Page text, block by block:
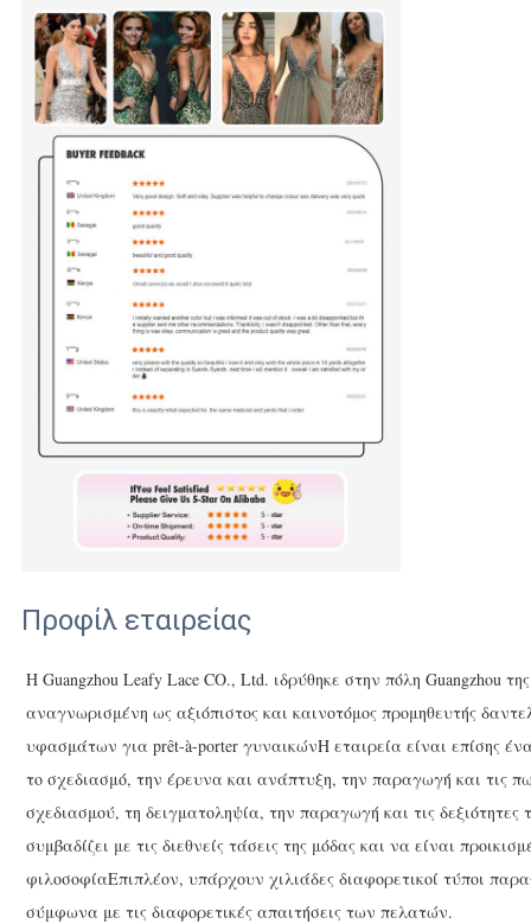
Προφίλ εταιρείας
Η Guangzhou Leafy Lace CO., Ltd. ιδρύθηκε στην πόλη Guangzhou
αναγνωρισμένη ως αξιόπιστος και καινοτόμος προμηθευτής
υφασμάτων για prêt-à-porter γυναικώνΗ εταιρεία είναι επίσης
το σχεδιασμό, την έρευνα και ανάπτυξη, την παραγωγή και τις
σχεδιασμού, τη δειγματοληψία, την παραγωγή και τις
συμβαδίζει με τις διεθνείς τάσεις της μόδας και να είναι
φιλοσοφίαΕπιπλέον, υπάρχουν χιλιάδες διαφορετικοί τύποι
σύμφωνα με τις διαφορετικές απαιτήσεις των πελατών.